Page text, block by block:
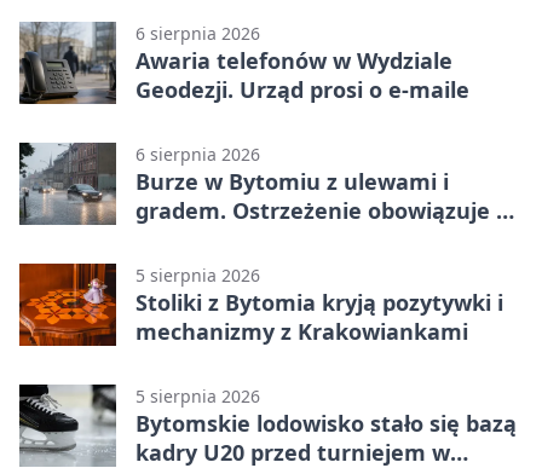
6 sierpnia 2026
Awaria telefonów w Wydziale
Geodezji. Urząd prosi o e-maile
6 sierpnia 2026
Burze w Bytomiu z ulewami i
gradem. Ostrzeżenie obowiązuje do
5 sierpnia 2026
Stoliki z Bytomia kryją pozytywki i
mechanizmy z Krakowiankami
5 sierpnia 2026
Bytomskie lodowisko stało się bazą
kadry U20 przed turniejem w